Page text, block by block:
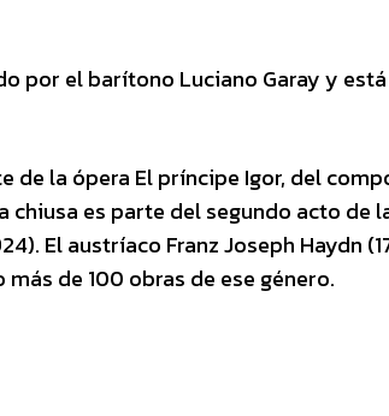
por el barítono Luciano Garay y
de la ópera El príncipe Igor, del
chiusa es parte del segundo acto de
El austríaco Franz Joseph Haydn
de 100 obras de ese género.